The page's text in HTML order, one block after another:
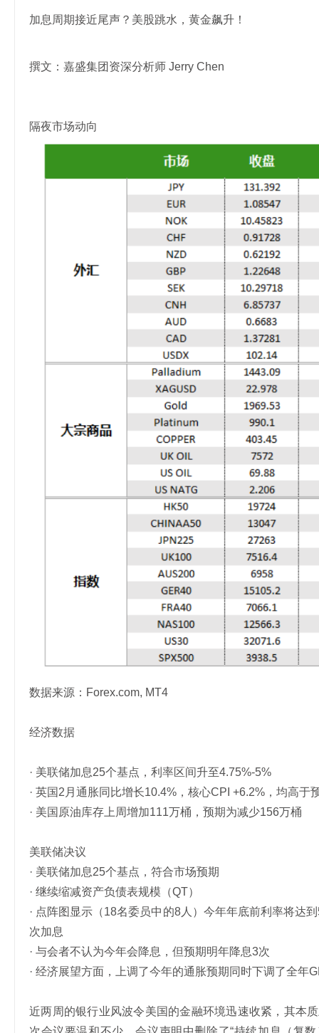
加息周期接近尾声？美股跳水，黄金飙升！
撰文：嘉盛集团资深分析师 Jerry Chen
隔夜市场动向
数据来源：Forex.com, MT4
经济数据
· 美联储加息25个基点，利率区间升至4.75%-5%
· 英国2月通胀同比增长10.4%，核心CPI +6.2%，均高于
· 美国原油库存上周增加111万桶，预期为减少156万桶
美联储决议
· 美联储加息25个基点，符合市场预期
· 继续缩减资产负债表规模（QT）
· 点阵图显示（18名委员中的8人）今年年底前利率将达
次加息
· 与会者不认为今年会降息，但预期明年降息3次
· 经济展望方面，上调了今年的通胀预期同时下调了全年
近两周的银行业风波令美国的金融环境迅速收紧，其本